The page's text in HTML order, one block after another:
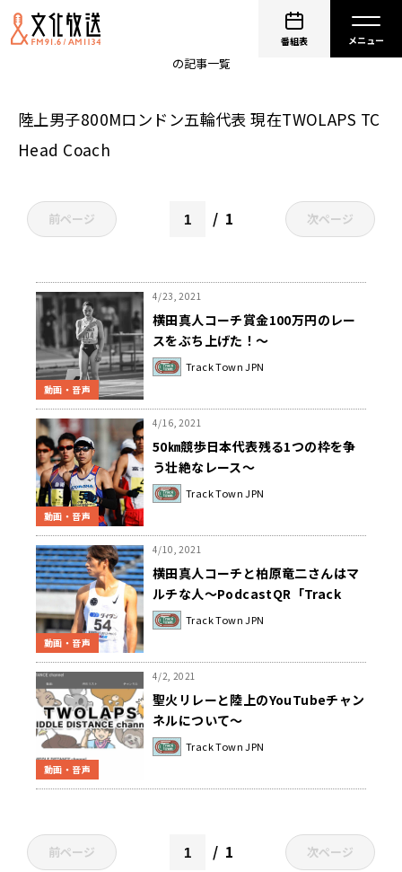
番組表
の記事一覧
陸上男子800Mロンドン五輪代表 現在TWOLAPS TC
Head Coach
前ページ 1 次ページ
動画・音声
4/23, 2021
横田真人コーチ賞金100万円のレー
スをぶち上げた！～
PodcastQR「Track Town JPN」
Track Town JPN
動画・音声
4/16, 2021
50㎞競歩日本代表残る1つの枠を争
う壮絶なレース～
PodcastQR「Track Town JPN」
Track Town JPN
動画・音声
4/10, 2021
横田真人コーチと柏原竜二さんはマ
ルチな人～PodcastQR「Track
Town JPN」
Track Town JPN
動画・音声
4/2, 2021
聖火リレーと陸上のYouTubeチャン
ネルについて～
PodcastQR「Track Town JPN」
Track Town JPN
前ページ 1 次ページ